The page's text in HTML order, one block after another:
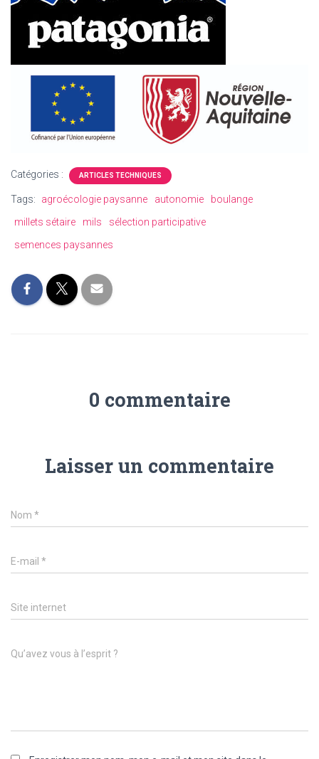
Catégories : ARTICLES TECHNIQUES
Tags: agroécologie paysanne autonomie
boulange
millets sétaire
mils
sélection participative
semences paysannes
0 commentaire
Laisser un commentaire
Nom *
E-mail *
Site internet
Qu’avez vous à l’esprit ?